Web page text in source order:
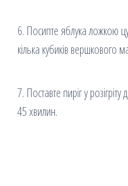
6. Посипте яблука ложкою
кілька кубиків вершкового
7. Поставте пиріг у
45 хвилин.